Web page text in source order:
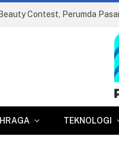
TEKNOLOGI